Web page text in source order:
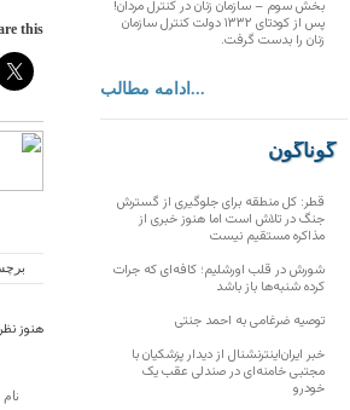
this:
هنوز
بخش سوم – سازمان زنان در کنترل مردان!
پس از کودتای ۱۳۳۲ دولت کنترل سازمان
زنان را بدست گرفت.
ادامه مطالب...
گوناگون
قطر: کل منطقه برای جلوگیری از گسترش
جنگ در تلاش است اما هنوز خبری از
مذاکره مستقیم نیست
شورش در قلب اورشلیم؛ کافه‌ای که جرات
کرده شنبه‌ها باز باشد
توصیه ضرغامی به احمد جنتی
خبر ایران‌اینترنشنال از دیدار پزشکیان با
مجتبی خامنه‌ای در صندلی عقب یک
خودرو